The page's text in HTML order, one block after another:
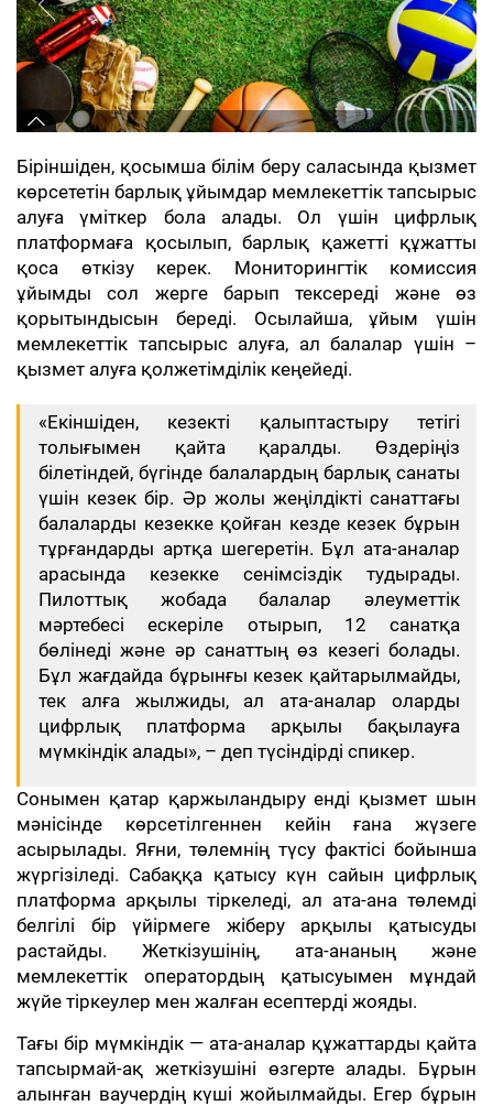
Біріншіден, қосымша білім беру саласында қызмет
көрсететін барлық ұйымдар мемлекеттік тапсырыс
алуға үміткер бола алады. Ол үшін цифрлық
платформаға қосылып, барлық қажетті құжатты
қоса өткізу керек. Мониторингтік комиссия
ұйымды сол жерге барып тексереді және өз
қорытындысын береді. Осылайша, ұйым үшін
мемлекеттік тапсырыс алуға, ал балалар үшін –
қызмет алуға қолжетімділік кеңейеді.
«Екіншіден, кезекті қалыптастыру тетігі
толығымен қайта қаралды. Өздеріңіз
білетіндей, бүгінде балалардың барлық санаты
үшін кезек бір. Әр жолы жеңілдікті санаттағы
балаларды кезекке қойған кезде кезек бұрын
тұрғандарды артқа шегеретін. Бұл ата-аналар
арасында кезекке сенімсіздік тудырады.
Пилоттық жобада балалар әлеуметтік
мәртебесі ескеріле отырып, 12 санатқа
бөлінеді және әр санаттың өз кезегі болады.
Бұл жағдайда бұрынғы кезек қайтарылмайды,
тек алға жылжиды, ал ата-аналар оларды
цифрлық платформа арқылы бақылауға
мүмкіндік алады», – деп түсіндірді спикер.
Сонымен қатар қаржыландыру енді қызмет шын
мәнісінде көрсетілгеннен кейін ғана жүзеге
асырылады. Яғни, төлемнің түсу фактісі бойынша
жүргізіледі. Сабаққа қатысу күн сайын цифрлық
платформа арқылы тіркеледі, ал ата-ана төлемді
белгілі бір үйірмеге жіберу арқылы қатысуды
растайды. Жеткізушінің, ата-ананың және
мемлекеттік оператордың қатысуымен мұндай
жүйе тіркеулер мен жалған есептерді жояды.
Тағы бір мүмкіндік — ата-аналар құжаттарды қайта
тапсырмай-ақ жеткізушіні өзгерте алады. Бұрын
алынған ваучердің күші жойылмайды. Егер бұрын